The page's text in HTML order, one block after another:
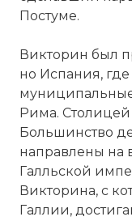
Постуме.
Викторин был
но Испания,
муниципальные
Рима.
Большинство
направлены на
Галльской
Викторина, с
Галлии,